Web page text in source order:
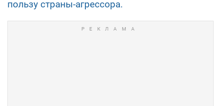
пользу страны-агрессора.